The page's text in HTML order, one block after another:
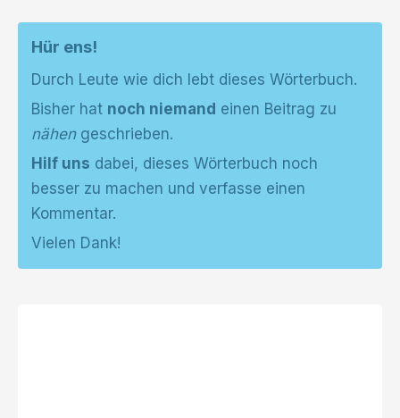
Hür ens!
Durch Leute wie dich lebt dieses Wörterbuch.
Bisher hat noch niemand einen Beitrag zu
nähengeschrieben.
Hilf uns dabei, dieses Wörterbuch noch
besser zu machen und verfasse einen
Kommentar.
Vielen Dank!